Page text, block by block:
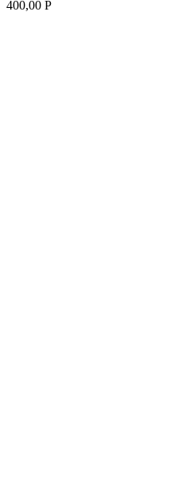
400,00 Р